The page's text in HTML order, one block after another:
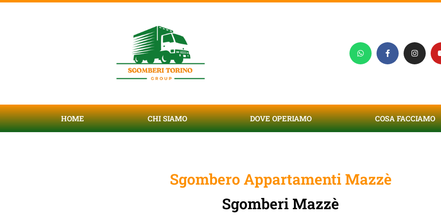
HOME CHI SIAMO DOVE OPERIAMO COSA FACCIAMO
Sgombero Appartamenti Mazzè
Sgomberi Mazzè